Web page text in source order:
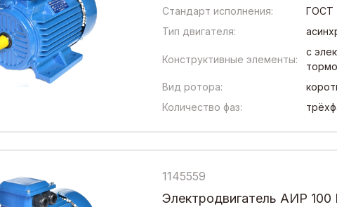
Стандарт исполнения:
ГОСТ
Тип двигателя:
Конструктивные элементы:
с
Вид ротора:
Количество фаз:
1145559
Электродвигатель АИР 100